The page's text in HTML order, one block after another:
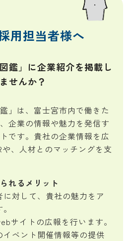
用担当者様へ
鑑」に企業紹介を掲載し
ませんか？
」は、富士宮市内で働きた
企業の情報や魅力を発信す
です。貴社の企業情報を広
や、人材とのマッチングを支
れるメリット
対して、貴社の魅力をア
サイトの広報を行います。
イベント開催情報等の提供